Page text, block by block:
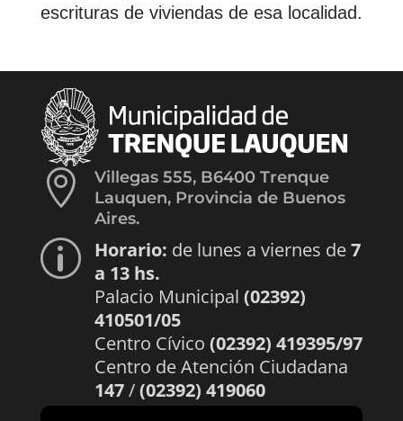
escrituras de viviendas de esa localidad.

Villegas 555, B6400 Trenque
Lauquen, Provincia de Buenos
Aires.
p Horario: de lunes a viernes de7
a 13 hs.
Palacio Municipal (02392)
410501/05
Centro Cívico (02392) 419395/97
Centro de Atención Ciudadana
147/(02392) 419060